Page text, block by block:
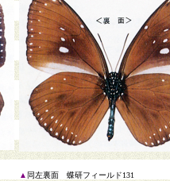
▲ 同左裏面 蝶研フィールド131